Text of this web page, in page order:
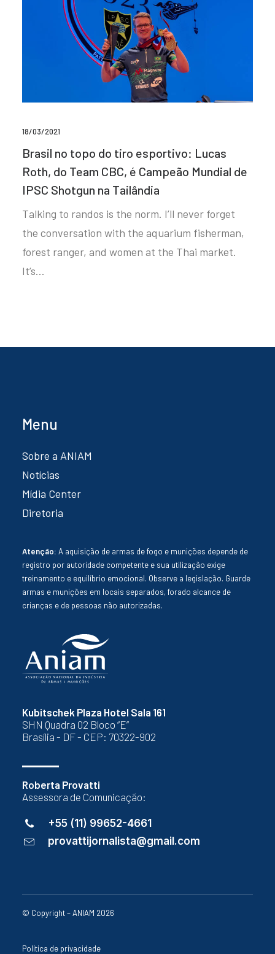
18/03/2021
Brasil no topo do tiro esportivo: Lucas
Roth, do Team CBC, é Campeão Mundial de
IPSC Shotgun na Tailândia
Talking to randos is the norm. I’ll never forget
the conversation with the aquarium fisherman,
forest ranger, and women at the Thai market.
It’s…
Kubitschek Plaza Hotel Sala 161
SHN Quadra 02 Bloco “E”
Brasília - DF - CEP: 70322-902
Roberta Provatti
Assessora de Comunicação:
+55 (11) 99652-4661
provattijornalista@gmail.com
Menu
Sobre a ANIAM
Notícias
Mídia Center
Diretoria
Atenção: A aquisição de armas de fogo e munições depende de
registro por autoridade competente e sua utilização exige
treinamento e equilíbrio emocional. Observe a legislação. Guarde
armas e munições em locais separados, forado alcance de
crianças e de pessoas não autorizadas.
© Copyright – ANIAM 2026
Política de privacidade